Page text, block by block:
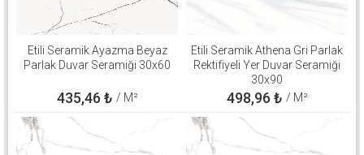
Etili Seramik Ayazma Beyaz
Parlak Duvar Seramiği 30x60
435,46 ₺ / M²
Etili Seramik Athena Gri Parlak
Rektifiyeli Yer Duvar Seramiği
30x90
498,96 ₺ / M²